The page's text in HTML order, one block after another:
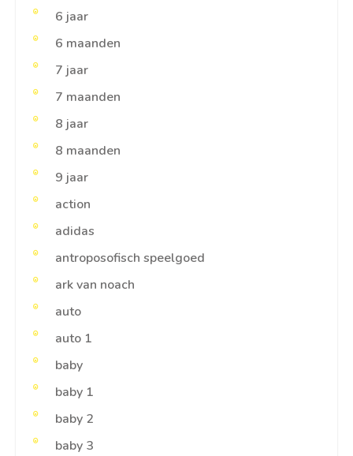
6 jaar
6 maanden
7 jaar
7 maanden
8 jaar
8 maanden
9 jaar
action
adidas
antroposofisch speelgoed
ark van noach
auto
auto 1
baby
baby 1
baby 2
baby 3